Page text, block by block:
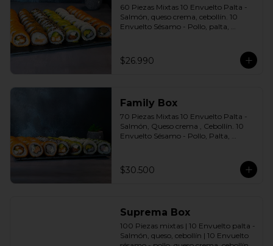
60 Piezas Mixtas 10 Envuelto Palta -
Salmón, queso crema, cebollín. 10
Envuelto Sésamo - Pollo, palta,
Pollo, queso crema, cebollín. 10 Panko
- Champiñón, queso crema, cebollín.
$26.990
Family Box
70 Piezas Mixtas 10 Envuelto Palta -
Salmón, Queso crema , Cebollín. 10
Envuelto Sésamo - Pollo, Palta,
Ciboulette - Camarón, queso crema,
cebollín. 10 Panko - Pollo, Queso
7 Salsas a elección soya o agridulce
Bless + 6 palitos
$30.500
Suprema Box
100 Piezas mixtas | 10 Envuelto palta -
Salmón, queso, cebollín | 10 Envuelto